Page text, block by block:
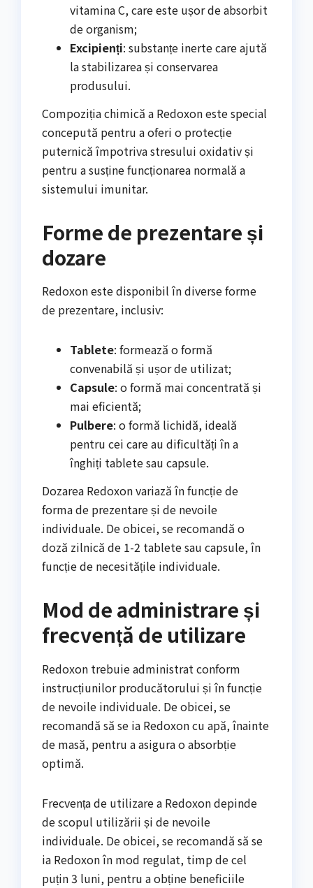
vitamina C, care este ușor de absorbit
de organism;
Excipienți: substanțe inerte care ajută
la stabilizarea și conservarea
produsului.
Compoziția chimică a Redoxon este special
concepută pentru a oferi o protecție
puternică împotriva stresului oxidativ și
pentru a susține funcționarea normală a
sistemului imunitar.
Forme de prezentare și
dozare
Redoxon este disponibil în diverse forme
de prezentare, inclusiv:
Tablete: formează o formă
convenabilă și ușor de utilizat;
Capsule: o formă mai concentrată și
mai eficientă;
Pulbere: o formă lichidă, ideală
pentru cei care au dificultăți în a
înghiți tablete sau capsule.
Dozarea Redoxon variază în funcție de
forma de prezentare și de nevoile
individuale. De obicei, se recomandă o
doză zilnică de 1-2 tablete sau capsule, în
funcție de necesitățile individuale.
Mod de administrare și
frecvență de utilizare
Redoxon trebuie administrat conform
instrucțiunilor producătorului și în funcție
de nevoile individuale. De obicei, se
recomandă să se ia Redoxon cu apă, înainte
de masă, pentru a asigura o absorbție
optimă.
Frecvența de utilizare a Redoxon depinde
de scopul utilizării și de nevoile
individuale. De obicei, se recomandă să se
ia Redoxon în mod regulat, timp de cel
puțin 3 luni, pentru a obține beneficiile